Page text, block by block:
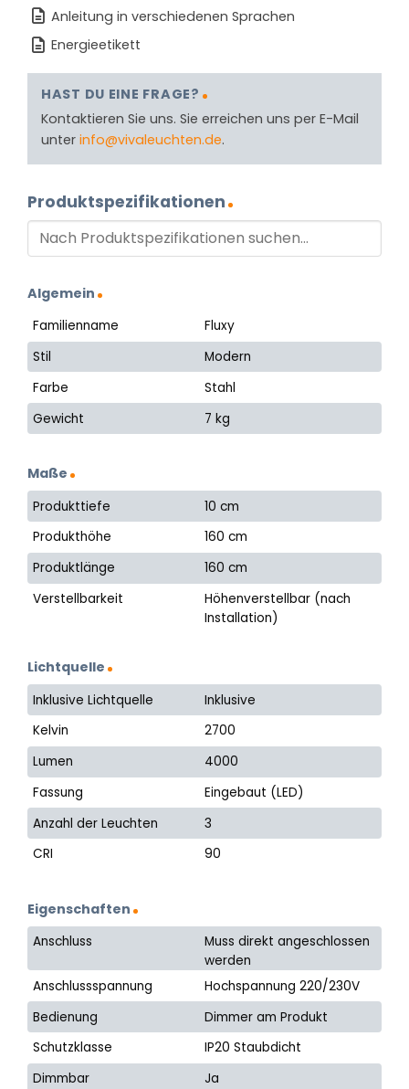
Anleitung in verschiedenen Sprachen
Energieetikett
HAST DU EINE FRAGE?
Kontaktieren Sie uns. Sie erreichen uns per E-Mail
unter info@vivaleuchten.de.
Produktspezifikationen
Algemein
Familienname
Fluxy
Stil
Modern
Farbe
Stahl
Gewicht
7 kg
Maße
Produkttiefe
10 cm
Produkthöhe
160 cm
Produktlänge
160 cm
Verstellbarkeit
Höhenverstellbar (nach
Installation)
Lichtquelle
Inklusive Lichtquelle
Inklusive
Kelvin
2700
Lumen
4000
Fassung
Eingebaut (LED)
Anzahl der Leuchten
3
CRI
90
Eigenschaften
Anschluss
Muss direkt angeschlossen
werden
Anschlussspannung
Hochspannung 220/230V
Bedienung
Dimmer am Produkt
Schutzklasse
IP20 Staubdicht
Dimmbar
Ja